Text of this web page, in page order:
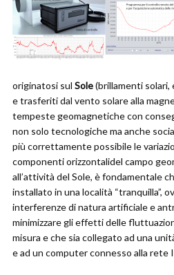
originatosi sul Sole(brillamenti solari,
e trasferiti dal vento solare alla
tempeste geomagnetiche con
non solo tecnologiche ma anche
più correttamente possibile le
componenti orizzontalidel campo
all’attività del Sole, è fondamentale
installato in una località “tranquilla”,
interferenze di natura artificiale e
minimizzare gli effetti delle
misura e che sia collegato ad una
e ad un computer connesso alla rete